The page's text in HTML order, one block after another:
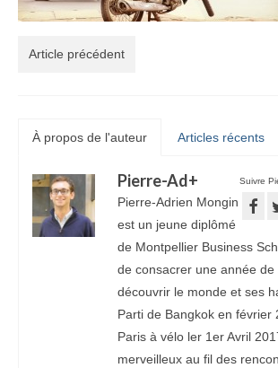
Article précédent
À propos de l'auteur Articles récents
Suivre
Pierre-Ad+
Pierre-Adrien Mongin
est un jeune diplômé
de Montpellier Business
de consacrer une année de
découvrir le monde et ses
Parti de Bangkok en février
Paris à vélo ler 1er Avril
merveilleux au fil des